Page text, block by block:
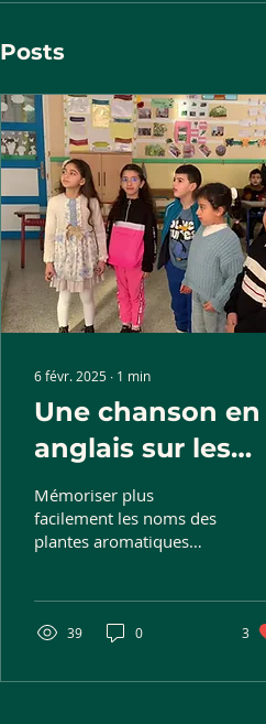
Posts
6 févr. 2025 ∙ 1 min
Une chanson en
anglais sur les
plantes
aromatiques.
Mémoriser plus
facilement les noms des
plantes aromatiques
39 0 3